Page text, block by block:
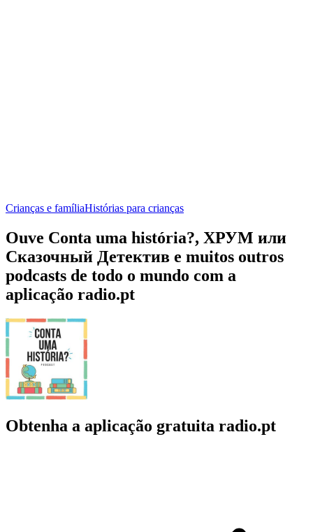
Crianças e famíliaHistórias para crianças
Ouve Conta uma história?, ХРУМ или
Сказочный Детектив e muitos outros
podcasts de todo o mundo com a
aplicação radio.pt
Obtenha a aplicação gratuita radio.pt